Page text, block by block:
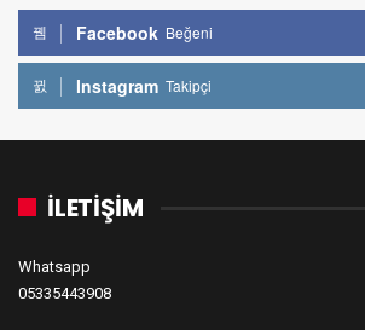
Facebook Beğeni
Instagram Takipçi
İLETİŞİM
Whatsapp
05335443908